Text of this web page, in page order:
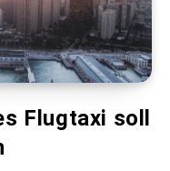
Flugtaxi soll